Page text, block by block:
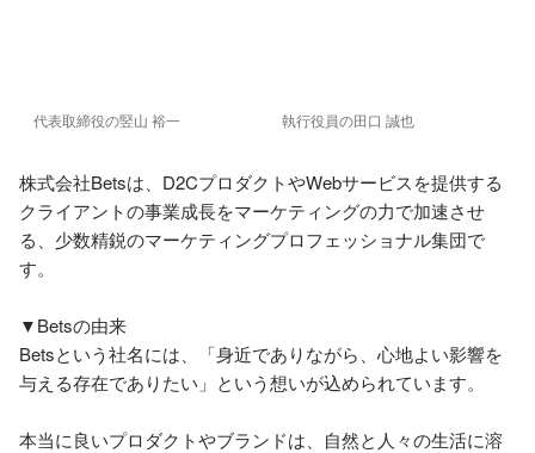
代表取締役の竪山 裕一 執行役員の田口 誠也
株式会社Betsは、D2CプロダクトやWebサービスを提供する
クライアントの事業成長をマーケティングの力で加速させ
る、少数精鋭のマーケティングプロフェッショナル集団で
す。
▼Betsの由来
Betsという社名には、「身近でありながら、心地よい影響を
与える存在でありたい」という想いが込められています。
本当に良いプロダクトやブランドは、自然と人々の生活に溶